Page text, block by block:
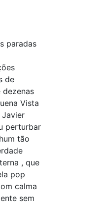
paradas
de
dezenas
Vista
Javier
perturbar
tão
, que
pop
calma
sem